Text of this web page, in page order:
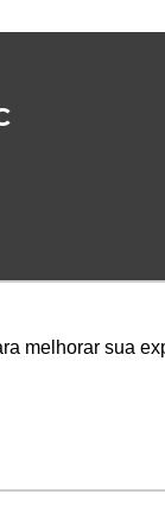
melhorar sua